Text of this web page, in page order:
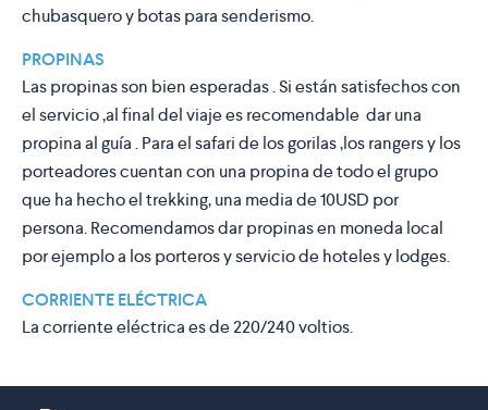
chubasquero y botas para senderismo.
PROPINAS
Las propinas son bien esperadas . Si están satisfechos con
el servicio ,al final del viaje es recomendable dar una
propina al guía . Para el safari de los gorilas ,los rangers y los
porteadores cuentan con una propina de todo el grupo
que ha hecho el trekking, una media de 10USD por
persona. Recomendamos dar propinas en moneda local
por ejemplo a los porteros y servicio de hoteles y lodges.
CORRIENTE ELÉCTRICA
La corriente eléctrica es de 220/240 voltios.